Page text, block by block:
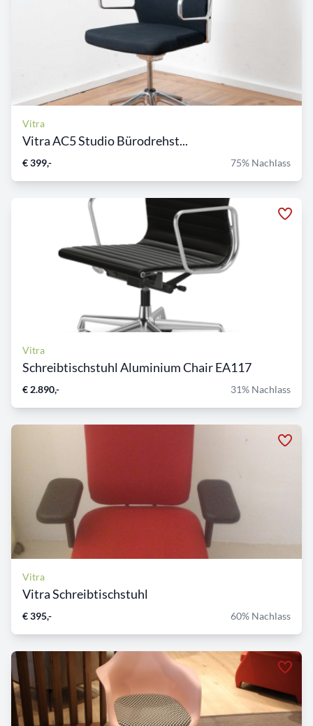
Vitra
Vitra AC5 Studio Bürodrehst...
€ 399,- 75% Nachlass
Vitra
Schreibtischstuhl Aluminium Chair EA117
€ 2.890,- 31% Nachlass
Vitra
Vitra Schreibtischstuhl
€ 395,- 60% Nachlass